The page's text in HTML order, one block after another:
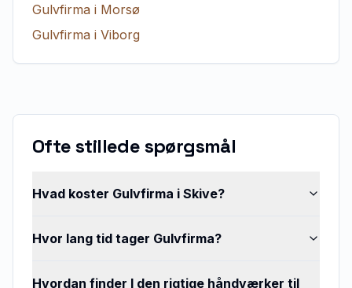
Gulvfirma i Morsø
Gulvfirma i Viborg
Ofte stillede spørgsmål
Hvad koster Gulvfirma i Skive?
Hvor lang tid tager Gulvfirma?
Hvordan finder I den rigtige håndværker til